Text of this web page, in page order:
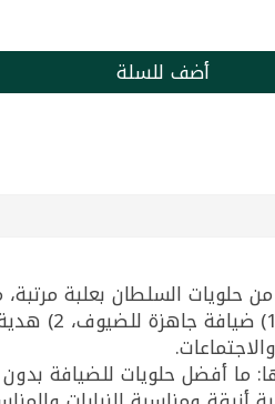
أضف للسلة
حلويات السلطان بعلبة